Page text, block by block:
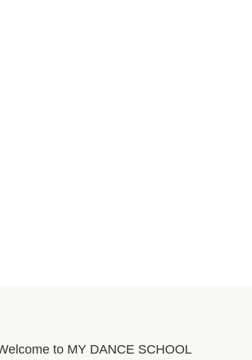
to MY DANCE SCHOOL